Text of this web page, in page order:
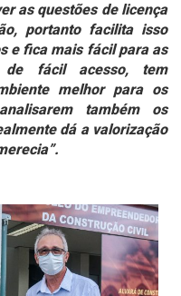
as questões de licença
portanto facilita isso
e fica mais fácil para as
fácil acesso, tem
melhor para os
também os
dá a valorização